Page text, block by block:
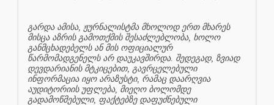
გარდა ამისა, ჟურნალისტმა მხოლოდ ერთ მხარეს
მისცა აზრის გამოთქმის შესაძლებლობა, ხოლო
განმცხადებელს ან მის ოფიციალურ
წარმომადგენელს არ დაუკავშირდა. შედეგად, ზვიად
დევდარიანის მტკიცებით, გავრცელებული
ინფორმაცია იყო არაზუსტი, რამაც დაარღვია
აუდიტორიის უფლება, მიეღო ბოლომდე
გადამოწმებული, ფაქტებზე დაფუძნებული